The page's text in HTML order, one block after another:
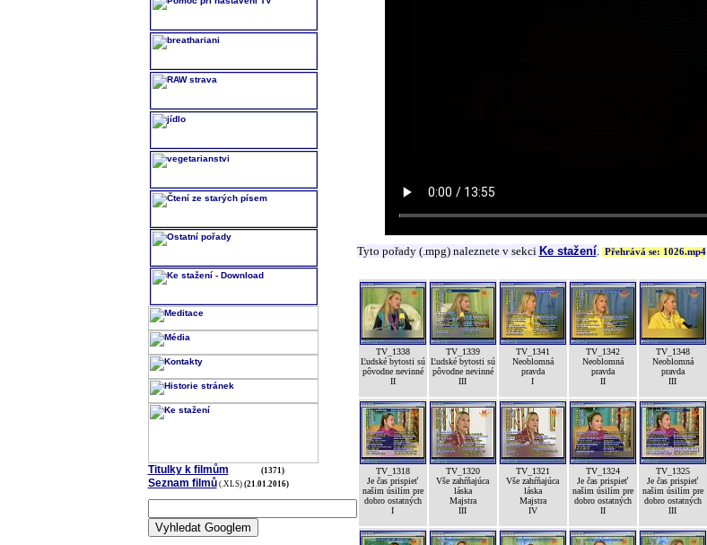
Titulky k filmům (1371)
Seznam filmů (.XLS) (21.01.2016)
Tyto pořady (.mpg) naleznete v sekci Ke stažení. Přehrává se: 1026.mp4
TV_1338
Ľudské bytosti sú
pôvodne nevinné
II
TV_1339
Ľudské bytosti sú
pôvodne nevinné
III
TV_1341
Neoblomná
pravda
I
TV_1342
Neoblomná
pravda
II
TV_1348
Neoblomná
pravda
III
TV_1318
Je čas prispieť
našim úsilím pre
dobro ostatných
I
TV_1320
Vše zahŕňajúca
láska
Majstra
III
TV_1321
Vše zahŕňajúca
láska
Majstra
IV
TV_1324
Je čas prispieť
našim úsilím pre
dobro ostatných
II
TV_1325
Je čas prispieť
našim úsilím pre
dobro ostatných
III